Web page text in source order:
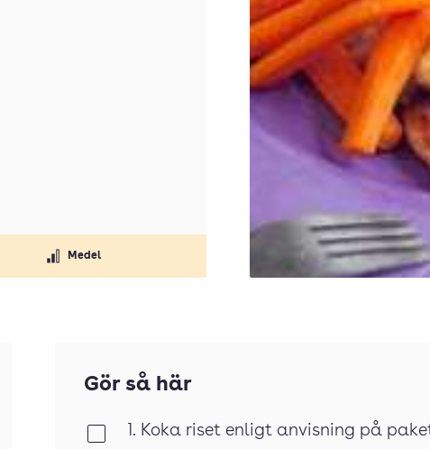
Medel
Gör så här
1. Koka riset enligt anvisning på